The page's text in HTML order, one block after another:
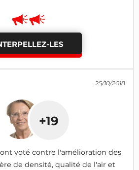
LES
25/10/2018
+19
voté contre l'amélioration des
de densité, qualité de l'air et